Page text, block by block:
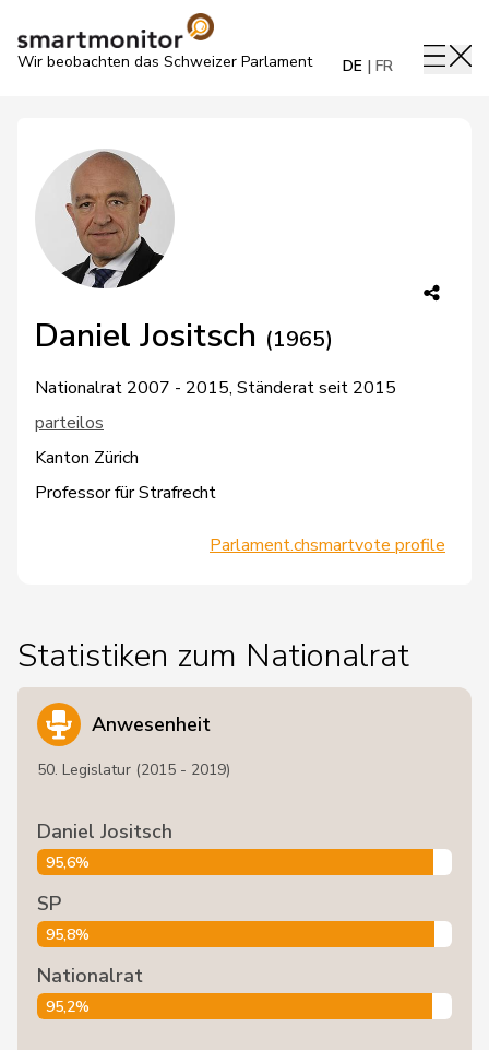
Wir beobachten das Schweizer Parlament DE FR
Daniel Jositsch (1965)
Nationalrat 2007 - 2015, Ständerat seit 2015
parteilos
Kanton Zürich
Professor für Strafrecht
Parlament.chsmartvote profile
Statistiken zum Nationalrat
Anwesenheit
50. Legislatur (2015 - 2019)
Daniel Jositsch
95,6%
SP
95,8%
Nationalrat
95,2%